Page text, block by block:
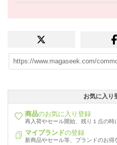
お気に入り
商品のお気に入り登録
再入荷やセール開始、残り１点の時
マイブランドの登録
新商品やセール等、ブランドのお得